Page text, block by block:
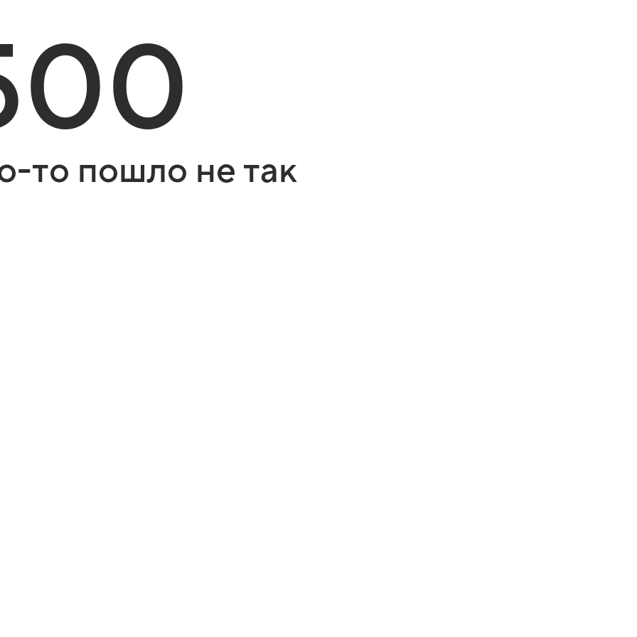
то пошло не так